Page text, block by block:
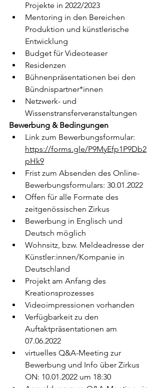
Projekte in 2022/2023
Mentoring in den Bereichen
Produktion und künstlerische
Entwicklung
Budget für Videoteaser
Residenzen
Bühnenpräsentationen bei den
Bündnispartner*innen
Netzwerk- und
Wissenstransferveranstaltungen
Bewerbung & Bedingungen
Link zum Bewerbungsformular:
https://forms.gle/P9MyEfp1P9Db2
pHk9
Frist zum Absenden des Online-
Bewerbungsformulars: 30.01.2022
Offen für alle Formate des
zeitgenössischen Zirkus
Bewerbung in Englisch und
Deutsch möglich
Wohnsitz, bzw. Meldeadresse der
Künstler:innen/Kompanie in
Deutschland
Projekt am Anfang des
Kreationsprozesses
Videoimpressionen vorhanden
Verfügbarkeit zu den
Auftaktpräsentationen am
07.06.2022
virtuelles Q&A-Meeting zur
Bewerbung und Info über Zirkus
ON: 10.01.2022 um 18:30